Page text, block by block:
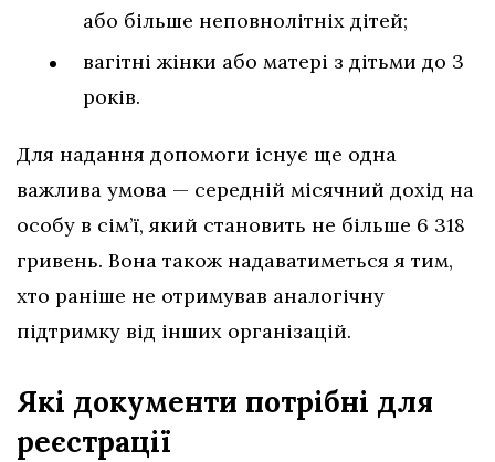
або більше неповнолітніх дітей;
вагітні жінки або матері з дітьми до 3
років.
Для надання допомоги існує ще одна
важлива умова — середній місячний дохід на
особу в сім’ї, який становить не більше 6 318
гривень. Вона також надаватиметься я тим,
хто раніше не отримував аналогічну
підтримку від інших організацій.
Які документи потрібні для
реєстрації